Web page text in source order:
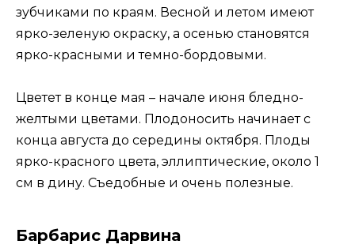
зубчиками по краям. Весной и летом имеют
ярко-зеленую окраску, а осенью становятся
ярко-красными и темно-бордовыми.
Цветет в конце мая – начале июня бледно-
желтыми цветами. Плодоносить начинает с
конца августа до середины октября. Плоды
ярко-красного цвета, эллиптические, около 1
см в дину. Съедобные и очень полезные.
Барбарис Дарвина